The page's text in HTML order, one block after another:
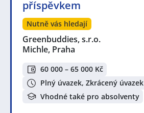
příspěvkem
Nutně vás hledají
Greenbuddies, s.r.o.
Michle, Praha
60 000 – 65 000 Kč
Plný úvazek, Zkrácený úvazek
Vhodné také pro absolventy